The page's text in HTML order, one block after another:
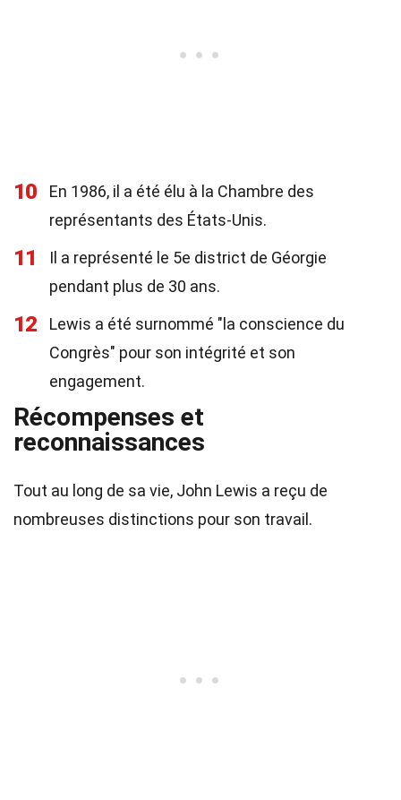
10
En 1986, il a été élu à la Chambre des
représentants des États-Unis.
11
Il a représenté le 5e district de Géorgie
pendant plus de 30 ans.
12
Lewis a été surnommé "la conscience du
Congrès" pour son intégrité et son
engagement.
Récompenses et
reconnaissances
Tout au long de sa vie, John Lewis a reçu de
nombreuses distinctions pour son travail.